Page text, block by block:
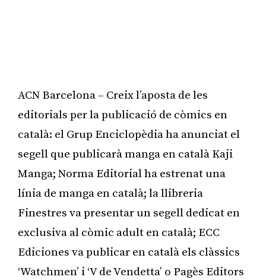
ACN Barcelona – Creix l’aposta de les
editorials per la publicació de còmics en
català: el Grup Enciclopèdia ha anunciat el
segell que publicarà manga en català Kaji
Manga; Norma Editorial ha estrenat una
línia de manga en català; la llibreria
Finestres va presentar un segell dedicat en
exclusiva al còmic adult en català; ECC
Ediciones va publicar en català els clàssics
‘Watchmen’ i ‘V de Vendetta’ o Pagès Editors